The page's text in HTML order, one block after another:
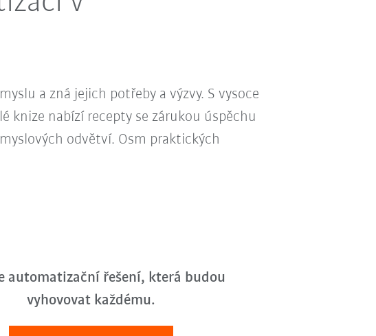
a zná jejich potřeby a výzvy. S vysoce
knize nabízí recepty se zárukou úspěchu
odvětví. Osm praktických
automatizační řešení, která budou
vyhovovat každému.